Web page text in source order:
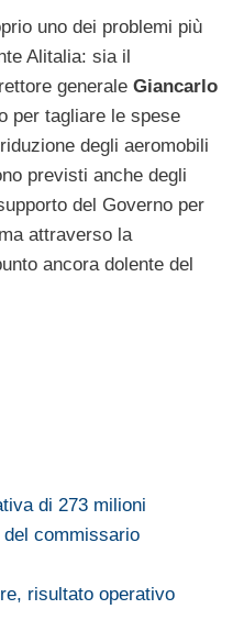
uno dei problemi più
Alitalia: sia il
generale Giancarlo
per tagliare le spese
degli aeromobili
previsti anche degli
del Governo per
attraverso la
ancora dolente del
di 273 milioni
commissario
risultato operativo